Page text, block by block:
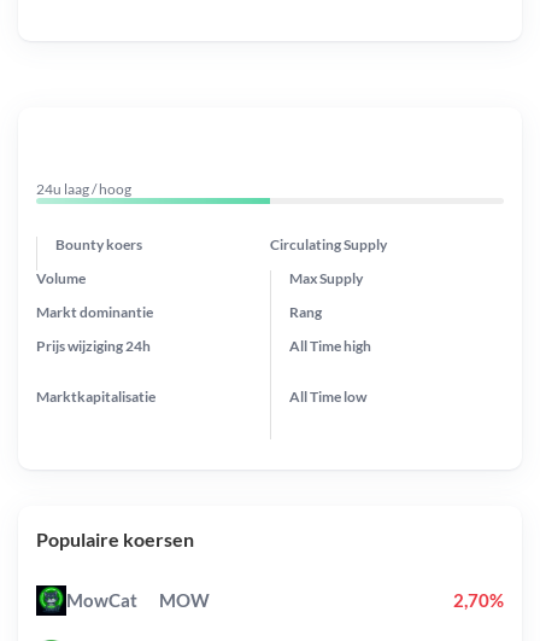
24u laag / hoog
Bounty koers Circulating Supply
Prijs wijziging 24h
Max Supply
Markt dominantie
Marktkapitalisatie
Volume
Rang
All Timehigh
All Time low
Populaire koersen
MowCat MOW 2,70%